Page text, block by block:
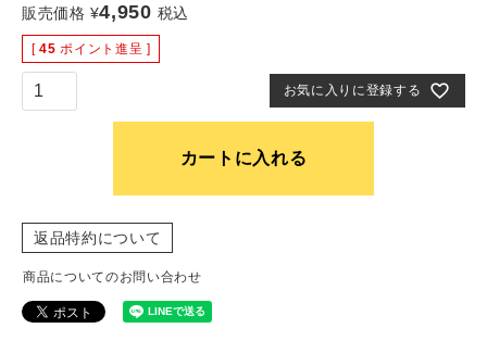
販売価格 ¥4,950 税込
[ 45 ポイント進呈 ]
お気に入りに登録する
カートに入れる
返品特約について
商品についてのお問い合わせ